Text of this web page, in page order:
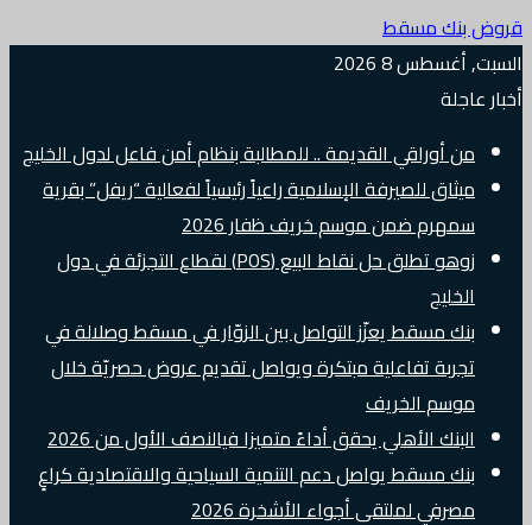
قروض بنك مسقط
السبت, أغسطس 8 2026
أخبار عاجلة
من أوراقي القديمة .. للمطالبة بنظام أمن فاعل لدول الخليج
ميثاق للصيرفة الإسلامية راعياً رئيسياً لفعالية “ريفل” بقرية
سمهرم ضمن موسم خريف ظفار 2026
زوهو تطلق حل نقاط البيع (POS) لقطاع التجزئة في دول
الخليج
بنك مسقط يعزّز التواصل بين الزوّار في مسقط وصلالة في
تجربة تفاعلية مبتكرة ويواصل تقديم عروض حصريّة خلال
موسم الخريف
البنك الأهلي يحقق أداءً متميزا فيالنصف الأول من 2026
بنك مسقط يواصل دعم التنمية السياحية والاقتصادية كراعٍ
مصرفي لملتقى أجواء الأشخرة 2026